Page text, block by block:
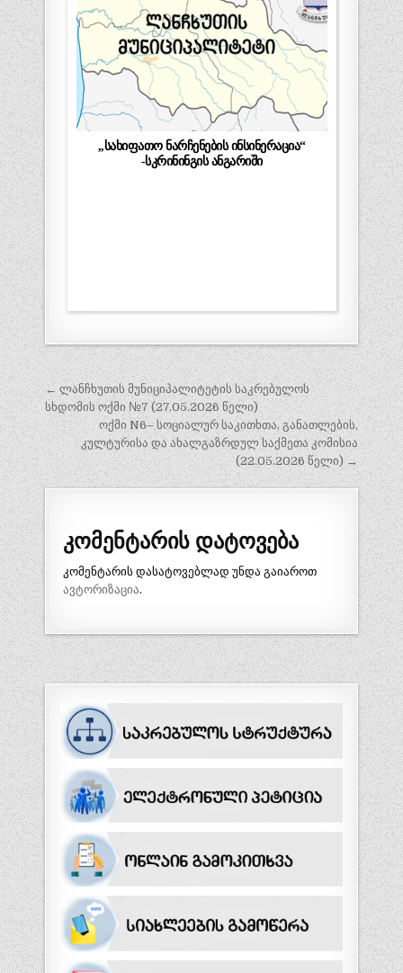
,,სახიფათო ნარჩენების ინსინერაცია“
-სკრინინგის ანგარიში
პოსტის
ნავიგაცია
← ლანჩხუთის მუნიციპალიტეტის საკრებულოს
სხდომის ოქმი №7 (27.05.2026 წელი)
ოქმი N6– სოციალურ საკითხთა, განათლების,
კულტურისა და ახალგაზრდულ საქმეთა კომისია
(22.05.2026 წელი) →
კომენტარის დატოვება
კომენტარის დასატოვებლად უნდა გაიაროთ
ავტორიზაცია.